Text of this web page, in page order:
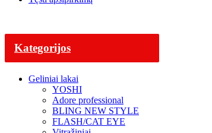
Kategorijos
Geliniai lakai
YOSHI
Adore professional
BLING NEW STYLE
FLASH/CAT EYE